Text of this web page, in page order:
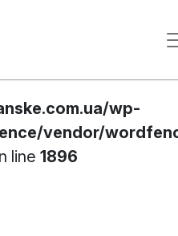
Passing null to
type array|string is
wp-
vendor/
line 1896